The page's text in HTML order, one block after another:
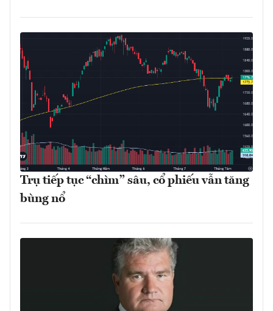
Trụ tiếp tục “chìm” sâu, cổ phiếu vẫn tăng
bùng nổ